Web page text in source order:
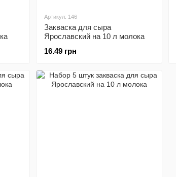
Артикул: 146
Закваска для сыра
Ярославский на 10 л молока
16.49 грн